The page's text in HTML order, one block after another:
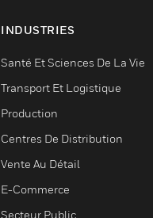
INDUSTRIES
Santé Et Sciences De La Vie
Transport Et Logistique
Production
Centres De Distribution
Vente Au Détail
E-Commerce
Secteur Public